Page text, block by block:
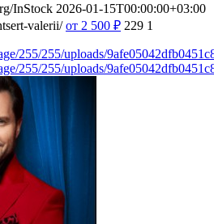
InStock 2026-01-15T00:00:00+03:00
valerii/ от 2 500 ₽ 229 1
255/255/uploads/
255/255/uploads/